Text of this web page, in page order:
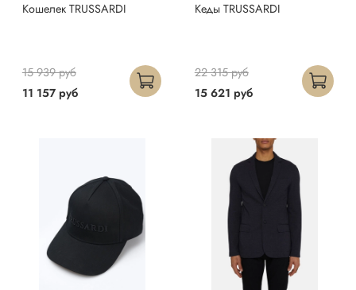
Кошелек TRUSSARDI
11 157 руб
15 939 руб
Кеды TRUSSARDI
15 621 руб
22 315 руб